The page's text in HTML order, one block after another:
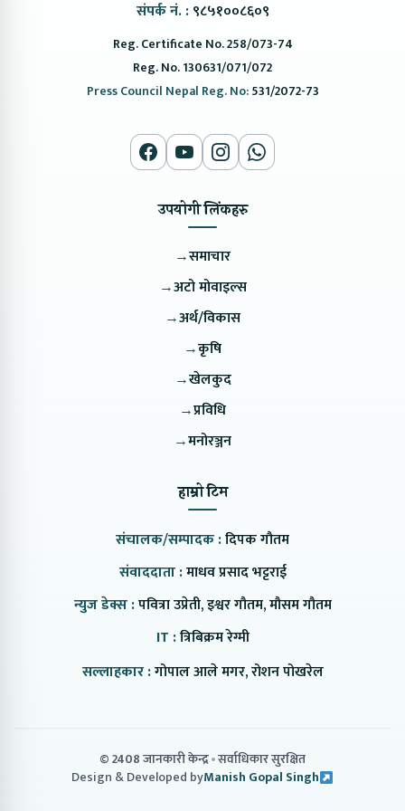
संपर्क नं. : ९८५१००८६०९
Reg. Certificate No. 258/073-74
Reg. No. 130631/071/072
Press Council Nepal Reg. No:531/2072-73
उपयोगी लिंकहरु
→समाचार
→अटो मोवाइल्स
→अर्थ/विकास
→कृषि
→खेलकुद
→प्रविधि
→मनोरञ्जन
हाम्रो टिम
संचालक/सम्पादक :दिपक गौतम
संवाददाता :माधव प्रसाद भट्टराई
न्युज डेक्स :पवित्रा उप्रेती, इश्वर गौतम, मौसम गौतम
IT :त्रिबिक्रम रेग्मी
सल्लाहकार :गोपाल आले मगर, रोशन पोखरेल
© 2408 जानकारी केन्द्र सर्वाधिकार सुरक्षित
Design & Developed byManish Gopal Singh